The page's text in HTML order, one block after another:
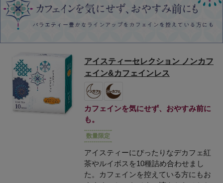
アイスティーセレクション ノンカフ
ェイン&カフェインレス
カフェインを気にせず、おやすみ前に
も。
数量限定
アイスティーにぴったりなデカフェ紅
茶やルイボスを10種詰め合わせまし
た。カフェインを控えている方にもお